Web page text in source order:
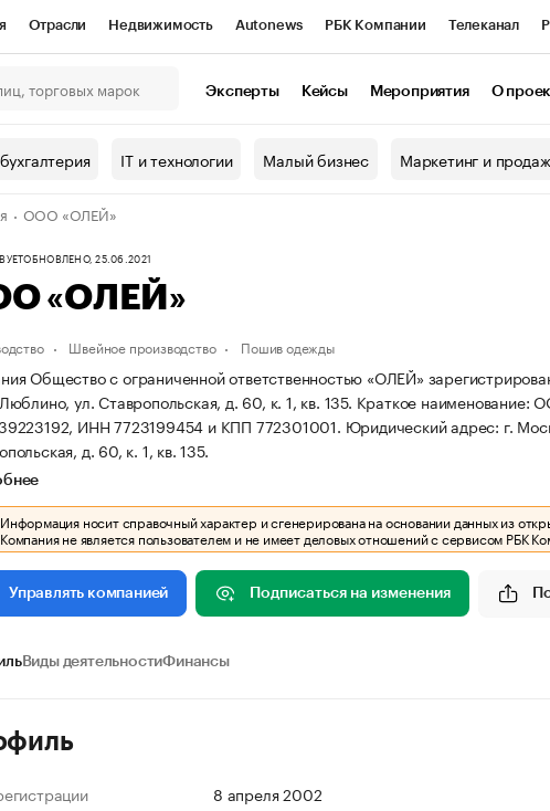
Отрасли Недвижимость Autonews РБК Компании Телеканал
Проверка контрагентов
валюты
Эксперты Кейсы Мероприятия О
IT и технологии Малый бизнес Маркетинг и
ООО «ОЛЕЙ»
ОБНОВЛЕНО, 25.06.2021
«ОЛЕЙ»
Швейное производство Пошив одежды
Общество с ограниченной ответственностью «ОЛЕЙ»
ул. Ставропольская, д. 60, к. 1, кв. 135. Краткое наименование:
ИНН 7723199454 и КПП 772301001. Юридический адрес: г.
д. 60, к. 1, кв. 135.
Информация носит справочный характер и сгенерирована на основании данных из
Компания не является пользователем и не имеет деловых отношений с сервисом РБК
Управлять компанией Подписаться на изменения
Виды деятельностиФинансы
8 апреля 2002